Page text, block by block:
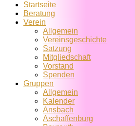
Startseite
Beratung
Verein
Allgemein
Vereins­geschichte
Satzung
Mitglied­schaft
Vorstand
Spenden
Gruppen
Allgemein
Kalender
Ansbach
Aschaffenburg